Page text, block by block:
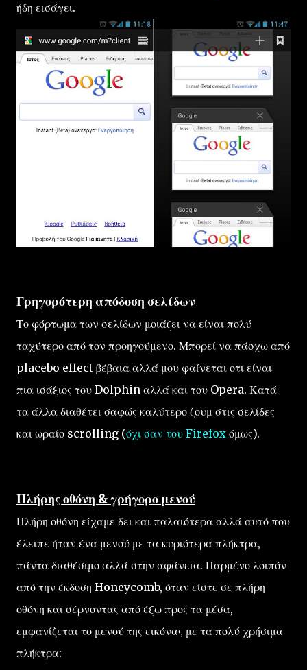
ήδη εισάγει.
Γρηγορότερη απόδοση σελίδων
Το φόρτωμα των σελίδων μοιάζει να είναι πολύ
ταχύτερο από τον προηγούμενο. Μπορεί να πάσχω από
placebo effect βέβαια αλλά μου φαίνεται οτι είναι
πια ισάξιος του Dolphin αλλά και του Opera. Κατά
τα άλλα διαθέτει σαφώς καλύτερο ζουμ στις σελίδες
και ωραίο scrolling (όχι σαν του Firefox όμως).
Πλήρης οθόνη & γρήγορο μενού
Πλήρη οθόνη είχαμε δει και παλαιότερα αλλά αυτό που
έλειπε ήταν ένα μενού με τα κυριότερα πλήκτρα,
πάντα διαθέσιμο αλλά στην αφάνεια. Παρμένο λοιπόν
από την έκδοση Honeycomb, όταν είστε σε πλήρη
οθόνη και σέρνοντας από έξω προς τα μέσα,
εμφανίζεται το μενού της εικόνας με τα πολύ χρήσιμα
πλήκτρα: